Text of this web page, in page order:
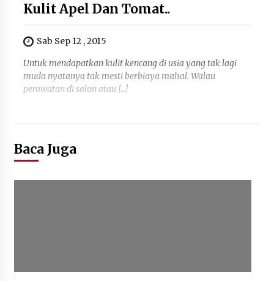
Kulit Apel Dan Tomat..
Sab Sep 12 , 2015
Untuk mendapatkan kulit kencang di usia yang tak lagi
muda nyatanya tak mesti berbiaya mahal. Walau
perawatan di salon atau […]
Baca Juga